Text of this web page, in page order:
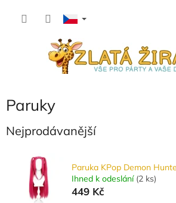
Paruky
Nejprodávanější
Paruka KPop Demon
Ihned k odeslání (2 ks)
449 Kč